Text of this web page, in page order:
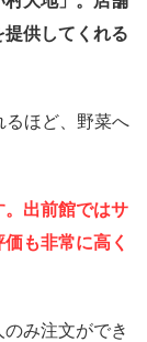
供してくれる
るほど、野菜へ
出前館ではサ
も非常に高く
み注文ができ